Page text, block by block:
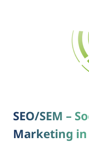
SEO/SEM –
Marketing